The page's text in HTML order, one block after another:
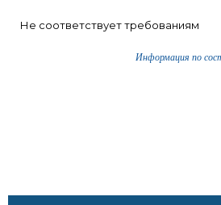
Не соответствует требованиям
Информация по